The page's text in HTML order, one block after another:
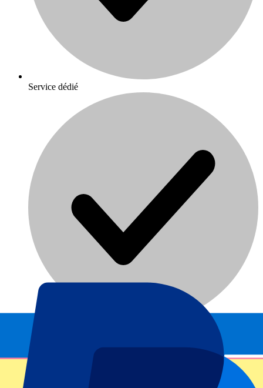
Service dédié
Réservation sécurisée